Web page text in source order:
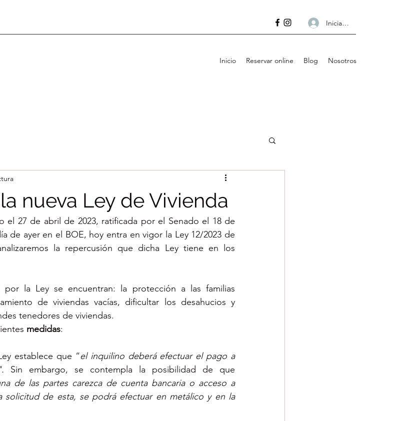
Iniciar sesión
Inicio Reservar online Blog Nosotros
nueva Ley de Vivienda
el 27 de abril de 2023, ratificada por el Senado el 18 de
de ayer en el BOE, hoy entra en vigor la Ley 12/2023 de
la repercusión que dicha Ley tiene en los
por la Ley se encuentran: la protección a las familias
de viviendas vacías, dificultar los desahucios y
tenedores de viviendas.
medidas:
establece que “el inquilino deberá efectuar el pago a
Sin embargo, se contempla la posibilidad de que
de las partes carezca de cuenta bancaria o acceso a
de esta, se podrá efectuar en metálico y en la